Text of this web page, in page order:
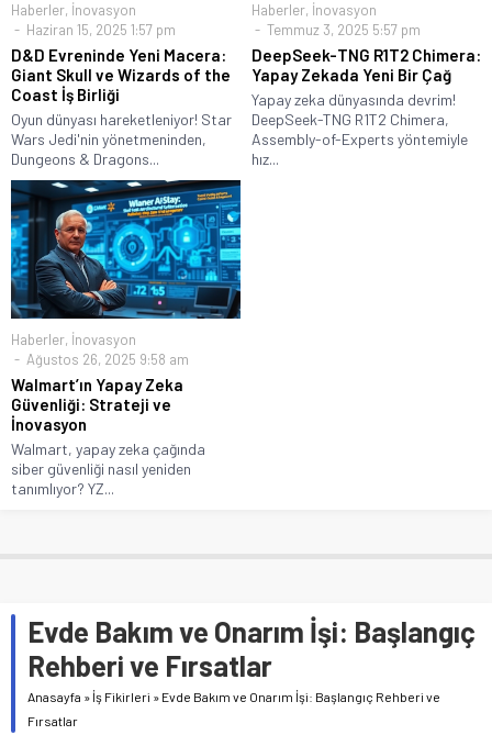
Haberler, İnovasyon
Haziran 15, 2025 1:57 pm
D&D Evreninde Yeni Macera:
Giant Skull ve Wizards of the
Coast İş Birliği
Oyun dünyası hareketleniyor! Star
Wars Jedi'nin yönetmeninden,
Dungeons & Dragons...
Haberler, İnovasyon
Temmuz 3, 2025 5:57 pm
DeepSeek-TNG R1T2 Chimera:
Yapay Zekada Yeni Bir Çağ
Yapay zeka dünyasında devrim!
DeepSeek-TNG R1T2 Chimera,
Assembly-of-Experts yöntemiyle
hız...
Haberler, İnovasyon
Ağustos 26, 2025 9:58 am
Walmart’ın Yapay Zeka
Güvenliği: Strateji ve
İnovasyon
Walmart, yapay zeka çağında
siber güvenliği nasıl yeniden
tanımlıyor? YZ...
Evde Bakım ve Onarım İşi: Başlangıç
Rehberi ve Fırsatlar
Anasayfa » İş Fikirleri » Evde Bakım ve Onarım İşi: Başlangıç Rehberi ve
Fırsatlar